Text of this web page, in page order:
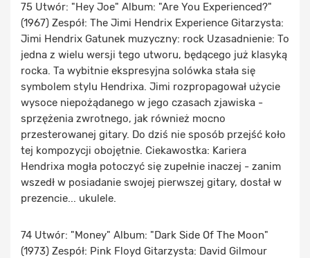
75 Utwór: "Hey Joe" Album: "Are You Experienced?"
(1967) Zespół: The Jimi Hendrix Experience Gitarzysta:
Jimi Hendrix Gatunek muzyczny: rock Uzasadnienie: To
jedna z wielu wersji tego utworu, będącego już klasyką
rocka. Ta wybitnie ekspresyjna solówka stała się
symbolem stylu Hendrixa. Jimi rozpropagował użycie
wysoce niepożądanego w jego czasach zjawiska -
sprzężenia zwrotnego, jak również mocno
przesterowanej gitary. Do dziś nie sposób przejść koło
tej kompozycji obojętnie. Ciekawostka: Kariera
Hendrixa mogła potoczyć się zupełnie inaczej - zanim
wszedł w posiadanie swojej pierwszej gitary, dostał w
prezencie... ukulele.
74 Utwór: "Money" Album: "Dark Side Of The Moon"
(1973) Zespół: Pink Floyd Gitarzysta: David Gilmour